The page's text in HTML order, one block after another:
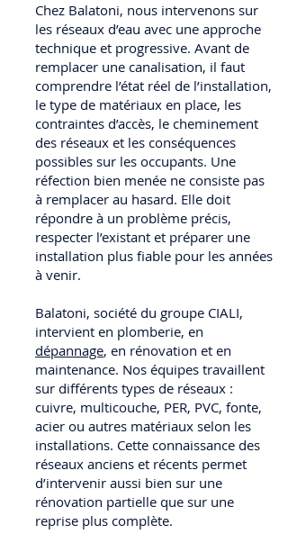
Chez Balatoni, nous intervenons sur
les réseaux d’eau avec une approche
technique et progressive. Avant de
remplacer une canalisation, il faut
comprendre l’état réel de l’installation,
le type de matériaux en place, les
contraintes d’accès, le cheminement
des réseaux et les conséquences
possibles sur les occupants. Une
réfection bien menée ne consiste pas
à remplacer au hasard. Elle doit
répondre à un problème précis,
respecter l’existant et préparer une
installation plus fiable pour les années
à venir.
Balatoni, société du groupe CIALI,
intervient en plomberie, en
dépannage, en rénovation et en
maintenance. Nos équipes travaillent
sur différents types de réseaux :
cuivre, multicouche, PER, PVC, fonte,
acier ou autres matériaux selon les
installations. Cette connaissance des
réseaux anciens et récents permet
d’intervenir aussi bien sur une
rénovation partielle que sur une
reprise plus complète.